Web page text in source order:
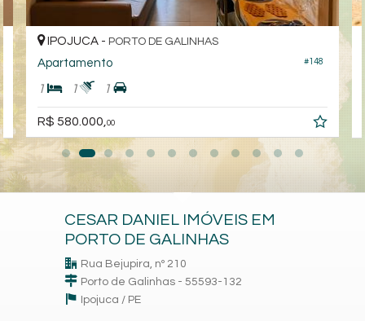
#148
IPOJUCA - PORTO DE GALINHAS
Apartamento
1 1 1
R$ 580.000, 00
CESAR DANIEL IMÓVEIS EM
PORTO DE GALINHAS
Rua Bejupira, nº 210
Porto de Galinhas - 55593-132
Ipojuca / PE